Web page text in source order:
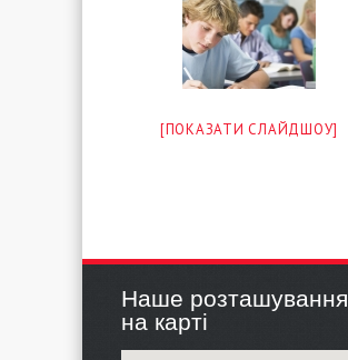
[ПОКАЗАТИ СЛАЙДШОУ]
Наше розташування
на карті